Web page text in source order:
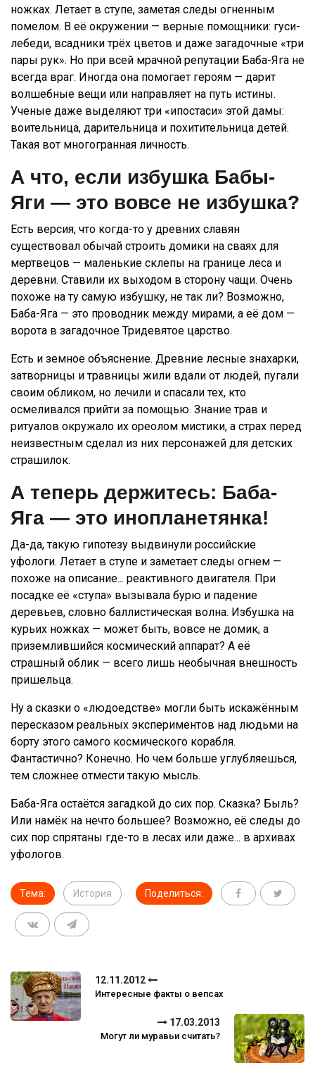
ножках. Летает в ступе, заметая следы огненным
помелом. В её окружении — верные помощники: гуси-
лебеди, всадники трёх цветов и даже загадочные «три
пары рук». Но при всей мрачной репутации Баба-Яга не
всегда враг. Иногда она помогает героям — дарит
волшебные вещи или направляет на путь истины.
Ученые даже выделяют три «ипостаси» этой дамы:
воительница, дарительница и похитительница детей.
Такая вот многогранная личность.
А что, если избушка Бабы-
Яги — это вовсе не избушка?
Есть версия, что когда-то у древних славян
существовал обычай строить домики на сваях для
мертвецов — маленькие склепы на границе леса и
деревни. Ставили их выходом в сторону чащи. Очень
похоже на ту самую избушку, не так ли? Возможно,
Баба-Яга — это проводник между мирами, а её дом —
ворота в загадочное Тридевятое царство.
Есть и земное объяснение. Древние лесные знахарки,
затворницы и травницы жили вдали от людей, пугали
своим обликом, но лечили и спасали тех, кто
осмеливался прийти за помощью. Знание трав и
ритуалов окружало их ореолом мистики, а страх перед
неизвестным сделал из них персонажей для детских
страшилок.
А теперь держитесь: Баба-
Яга — это инопланетянка!
Да-да, такую гипотезу выдвинули российские
уфологи. Летает в ступе и заметает следы огнем —
похоже на описание... реактивного двигателя. При
посадке её «ступа» вызывала бурю и падение
деревьев, словно баллистическая волна. Избушка на
курьих ножках — может быть, вовсе не домик, а
приземлившийся космический аппарат? А её
страшный облик — всего лишь необычная внешность
пришельца.
Ну а сказки о «людоедстве» могли быть искажённым
пересказом реальных экспериментов над людьми на
борту этого самого космического корабля.
Фантастично? Конечно. Но чем больше углубляешься,
тем сложнее отмести такую мысль.
Баба-Яга остаётся загадкой до сих пор. Сказка? Быль?
Или намёк на нечто большее? Возможно, её следы до
сих пор спрятаны где-то в лесах или даже... в архивах
уфологов.
Тема: История Поделиться:
12.11.2012
Интересные факты о вепсах
17.03.2013
Могут ли муравьи считать?